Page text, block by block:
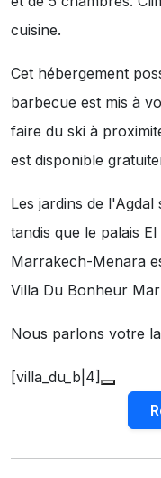
cuisine.
Cet hébergement
barbecue est mis à
faire du ski à
est disponible
Les jardins de
tandis que le palais
Marrakech-Menara
Villa Du Bonheur
Nous parlons votre
[villa_du_b|4]